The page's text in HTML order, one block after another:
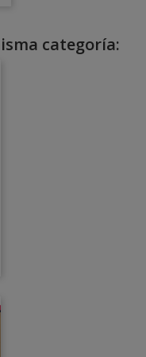
categoría: